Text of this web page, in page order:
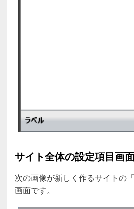
サイト全体の設定項目画
次の画像が新しく作るサイトの
画面です。